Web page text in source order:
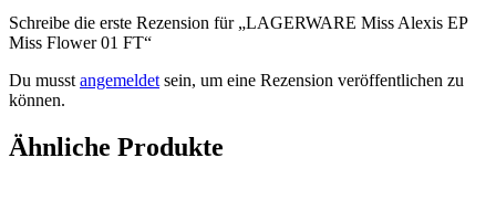
Schreibe die erste Rezension für „LAGERWARE Miss Alexis EP
Miss Flower 01 FT“
Du musst angemeldet sein, um eine Rezension veröffentlichen zu
können.
Ähnliche Produkte